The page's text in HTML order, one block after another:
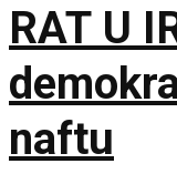
RAT U
naftu